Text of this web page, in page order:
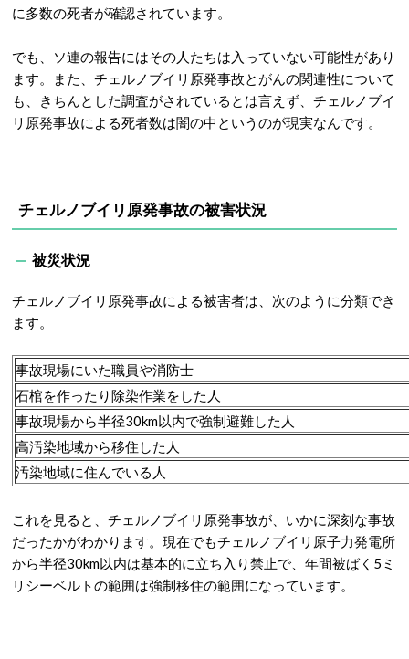
に多数の死者が確認されています。
でも、ソ連の報告にはその人たちは入っていない可能性があり
ます。また、チェルノブイリ原発事故とがんの関連性について
も、きちんとした調査がされているとは言えず、チェルノブイ
リ原発事故による死者数は闇の中というのが現実なんです。
チェルノブイリ原発事故の被害状況
被災状況
チェルノブイリ原発事故による被害者は、次のように分類でき
ます。
事故現場にいた職員や消防士
石棺を作ったり除染作業をした人
事故現場から半径30km以内で強制避難した人
高汚染地域から移住した人
汚染地域に住んでいる人
これを見ると、チェルノブイリ原発事故が、いかに深刻な事故
だったかがわかります。現在でもチェルノブイリ原子力発電所
から半径30km以内は基本的に立ち入り禁止で、年間被ばく5ミ
リシーベルトの範囲は強制移住の範囲になっています。